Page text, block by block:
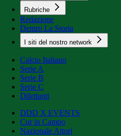
Rubriche
Redazione
Dentro La Storia
I siti del nostro network
Calcio Italiano
Serie A
Serie B
Serie C
Dilettanti
DDD X EVENTS
Cur in Campo
Nazionale Attori